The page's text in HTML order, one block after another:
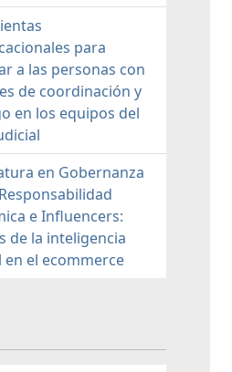
para
a las personas con
de coordinación y
en los equipos del
en Gobernanza
e Influencers:
de la inteligencia
el ecommerce